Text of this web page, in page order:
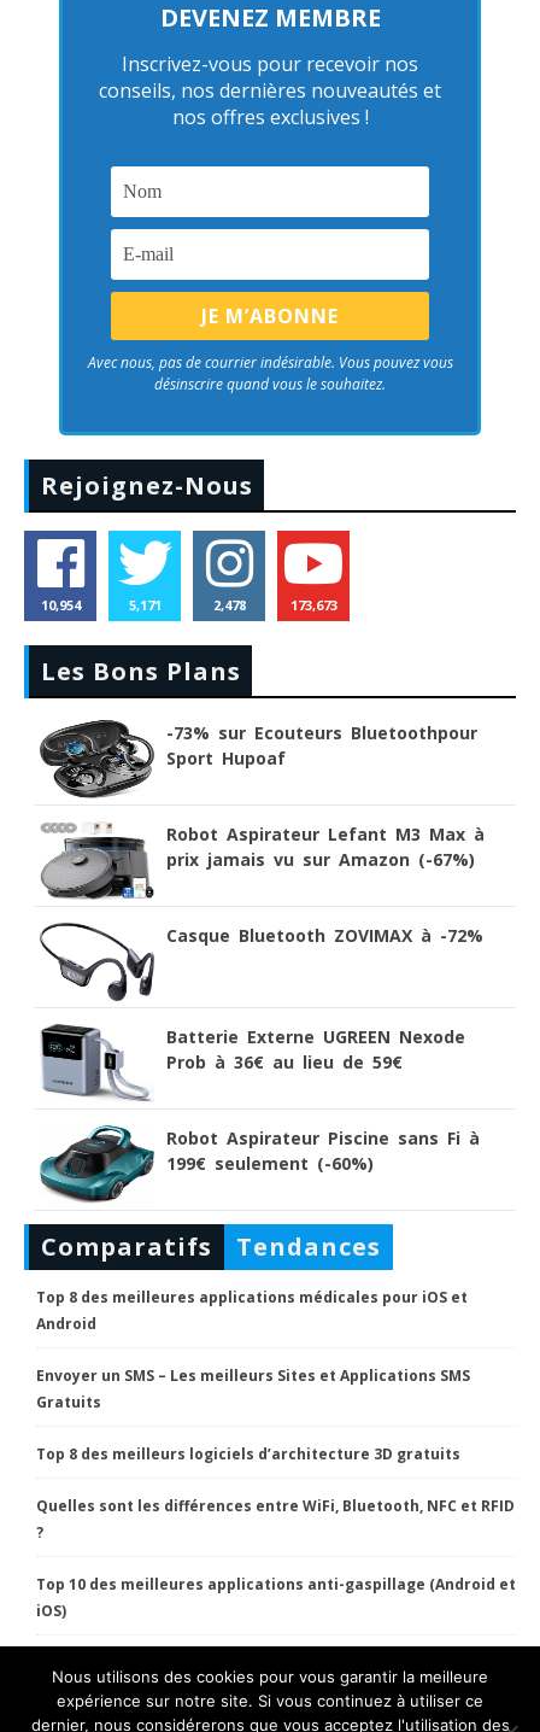
DEVENEZ MEMBRE
Inscrivez-vous pour recevoir nos
conseils, nos dernières nouveautés et
nos offres exclusives !
Avec nous, pas de courrier indésirable. Vous pouvez vous
désinscrire quand vous le souhaitez.
Rejoignez-Nous
10,954 5,171 2,478 173,673
Les Bons Plans
-73% sur Ecouteurs Bluetoothpour
Sport Hupoaf
Robot Aspirateur Lefant M3 Max à
prix jamais vu sur Amazon (-67%)
Casque Bluetooth ZOVIMAX à -72%
Batterie Externe UGREEN Nexode
Prob à 36€ au lieu de 59€
Robot Aspirateur Piscine sans Fi à
199€ seulement (-60%)
Comparatifs Tendances
Top 8 des meilleures applications médicales pour iOS et
Android
Envoyer un SMS – Les meilleurs Sites et Applications SMS
Gratuits
Top 8 des meilleurs logiciels d’architecture 3D gratuits
Quelles sont les différences entre WiFi, Bluetooth, NFC et RFID
?
Top 10 des meilleures applications anti-gaspillage (Android et
iOS)
HT Pratique Copyright 2022 Tous droits réservés.
Nous utilisons des cookies pour vous garantir la meilleure
expérience sur notre site. Si vous continuez à utiliser ce
dernier, nous considérerons que vous acceptez l'utilisation des